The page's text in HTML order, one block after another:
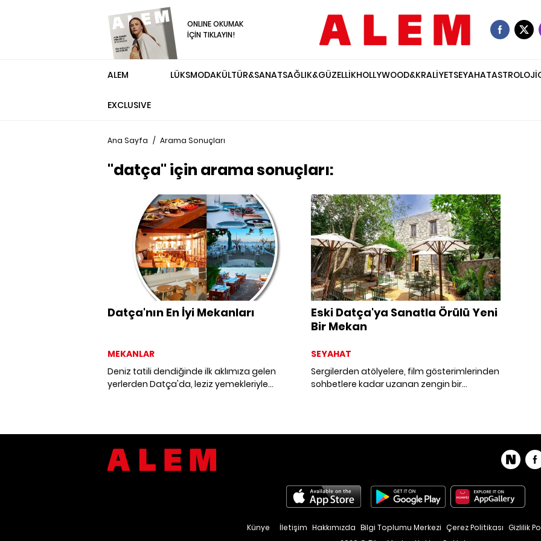
ONLINE OKUMAK
İÇİN TIKLAYIN!
ALEM
EXCLUSIVE
LÜKSMODAKÜLTÜR&SANATSAĞLIK&GÜZELLİKHOLLYWOOD&KRALİYETSEYAHATASTROLOJİ
Ana Sayfa / Arama Sonuçları
"datça" için arama sonuçları:
Datça'nın En İyi Mekanları
MEKANLAR
Deniz tatili dendiğinde ilk aklımıza gelen
yerlerden Datça'da, leziz yemekleriyle
Eski Datça'ya Sanatla Örülü Yeni
Bir Mekan
SEYAHAT
Sergilerden atölyelere, film gösterimlerinden
sohbetlere kadar uzanan zengin bir
Künye İletişim Hakkımızda Bilgi Toplumu Merkezi Çerez Politikası Gizlilik